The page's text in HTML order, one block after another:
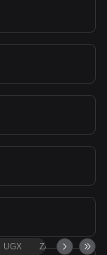
UGX ZAR TND